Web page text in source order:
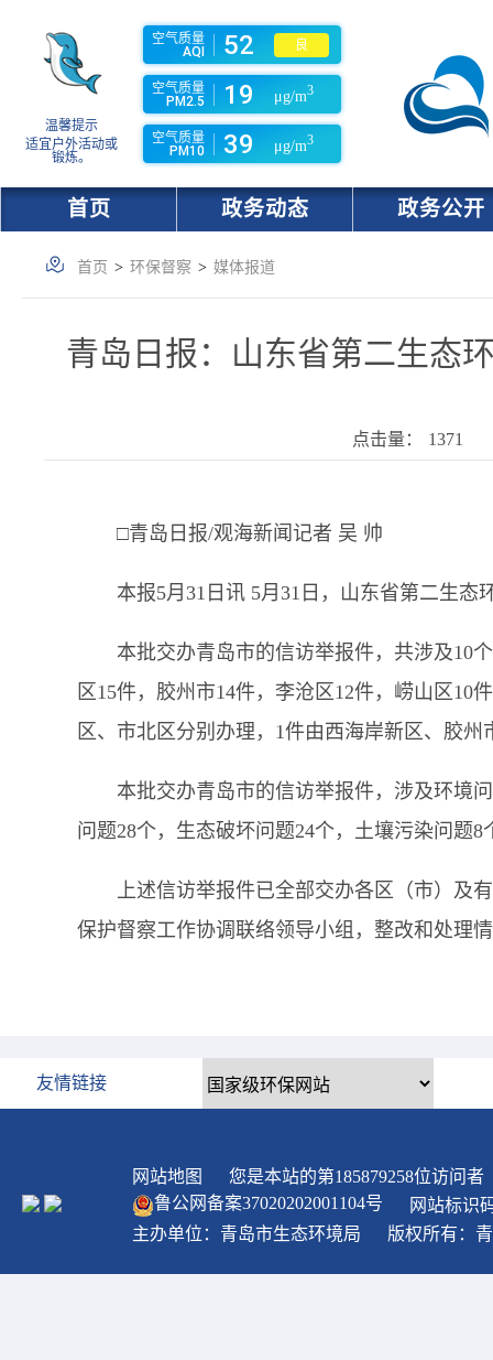
温馨提示
适宜户外活动或
锻炼。
空气质量
AQI
52 良
空气质量
PM2.5
19 μg/m3
空气质量
PM10
39 μg/m3
首页 政务动态 政务公开
首页 > 环保督察 > 媒体报道
青岛日报：山东省第二生态
点击量： 1371
□青岛日报/观海新闻记者 吴 帅
本报5月31日讯 5月31日，山东省第二生
本批交办青岛市的信访举报件，共涉及10
区15件，胶州市14件，李沧区12件，崂山区10
区、市北区分别办理，1件由西海岸新区、胶
本批交办青岛市的信访举报件，涉及环境
问题28个，生态破坏问题24个，土壤污染问题
上述信访举报件已全部交办各区（市）及
保护督察工作协调联络领导小组，整改和处理
友情链接
网站地图 您是本站的第185879258位访问者
鲁公网备案37020202001104号
网站标识
主办单位：青岛市生态环境局
版权所有：